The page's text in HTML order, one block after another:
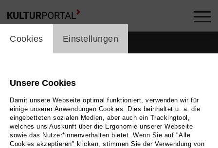
cookie_layer
Cookies Einstellungen
Unsere Cookies
Damit unsere Webseite optimal funktioniert, verwenden wir für
einige unserer Anwendungen Cookies. Dies beinhaltet u. a. die
eingebetteten sozialen Medien, aber auch ein Trackingtool,
welches uns Auskunft über die Ergonomie unserer Webseite
sowie das Nutzer*innenverhalten bietet. Wenn Sie auf "Alle
Cookies akzeptieren" klicken, stimmen Sie der Verwendung von